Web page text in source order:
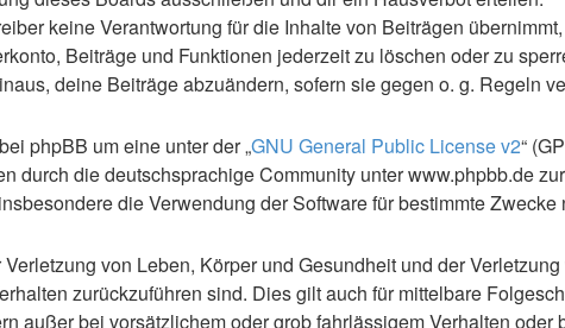
keine Verantwortung für die Inhalte von Beiträgen
Beiträge und Funktionen jederzeit zu löschen oder zu
deine Beiträge abzuändern, sofern sie gegen o. g. Regeln
phpBB um eine unter der „GNU General Public License v2“
durch die deutschsprachige Community unter www.phpbb.de
die Verwendung der Software für bestimmte
von Leben, Körper und Gesundheit und der
zurückzuführen sind. Dies gilt auch für mittelbare
außer bei vorsätzlichem oder grob fahrlässigem Verhalten